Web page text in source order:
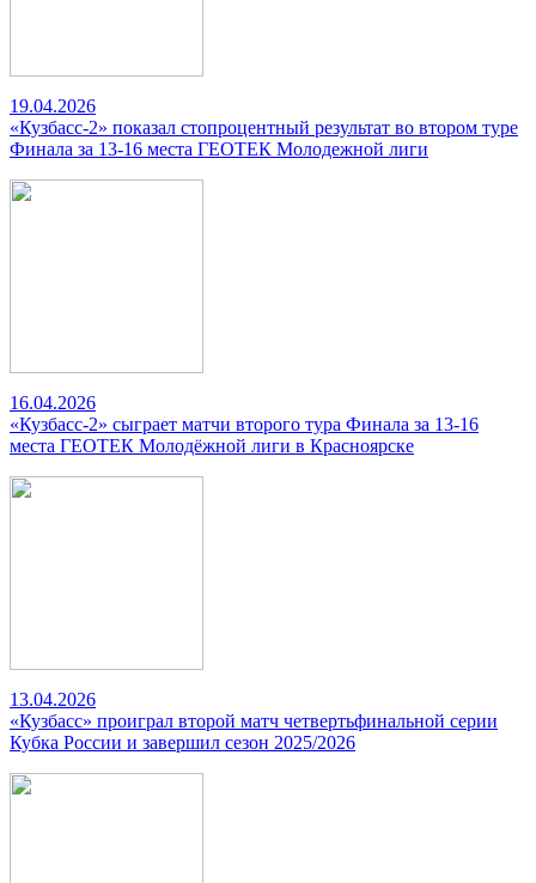
19.04.2026
«Кузбасс-2» показал стопроцентный результат во втором туре
Финала за 13-16 места ГЕОТЕК Молодежной лиги
16.04.2026
«Кузбасс-2» сыграет матчи второго тура Финала за 13-16
места ГЕОТЕК Молодёжной лиги в Красноярске
13.04.2026
«Кузбасс» проиграл второй матч четвертьфинальной серии
Кубка России и завершил сезон 2025/2026